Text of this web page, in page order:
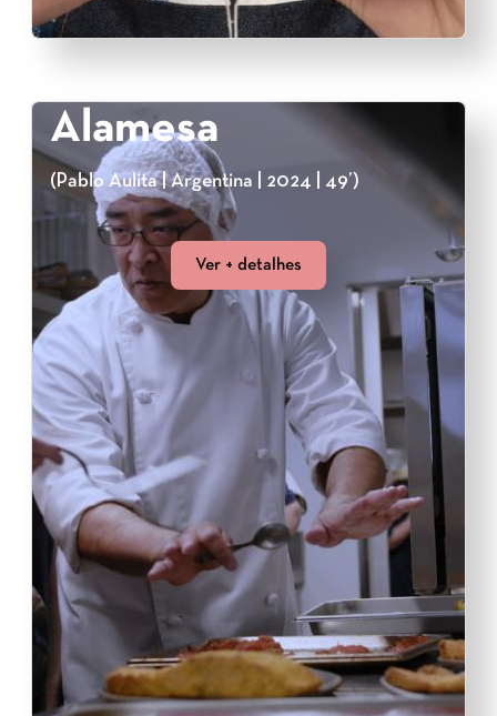
Alamesa
(Pablo Aulita | Argentina | 2024 | 49’)
Ver + detalhes